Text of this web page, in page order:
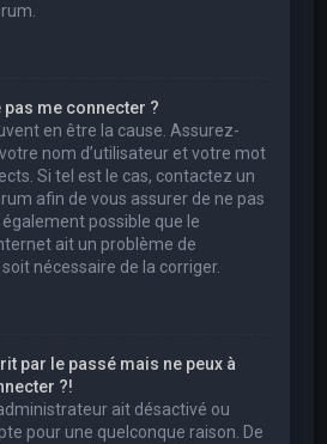
me connecter ?
en être la cause. Assurez-
nom d’utilisateur et votre mot
Si tel est le cas, contactez un
afin de vous assurer de ne pas
possible que le
ait un problème de
nécessaire de la corriger.
par le passé mais ne peux à
?!
administrateur ait désactivé ou
pour une quelconque raison. De